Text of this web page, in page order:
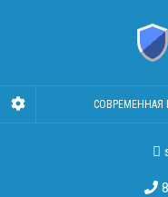
СОВРЕМЕННАЯ